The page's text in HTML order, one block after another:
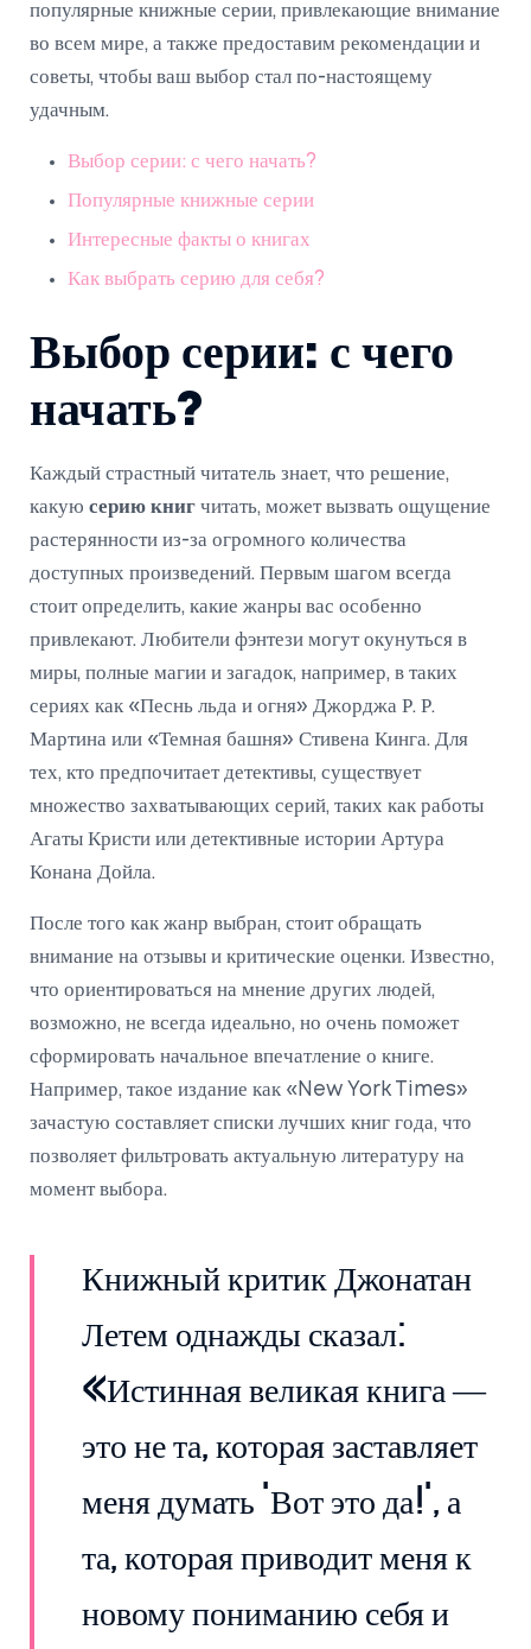
популярные книжные серии, привлекающие внимание
во всем мире, а также предоставим рекомендации и
советы, чтобы ваш выбор стал по-настоящему
удачным.
Выбор серии: с чего начать?
Популярные книжные серии
Интересные факты о книгах
Как выбрать серию для себя?
Выбор серии: с чего
начать?
Каждый страстный читатель знает, что решение,
какую серию книг читать, может вызвать ощущение
растерянности из-за огромного количества
доступных произведений. Первым шагом всегда
стоит определить, какие жанры вас особенно
привлекают. Любители фэнтези могут окунуться в
миры, полные магии и загадок, например, в таких
сериях как «Песнь льда и огня» Джорджа Р. Р.
Мартина или «Темная башня» Стивена Кинга. Для
тех, кто предпочитает детективы, существует
множество захватывающих серий, таких как работы
Агаты Кристи или детективные истории Артура
Конана Дойла.
После того как жанр выбран, стоит обращать
внимание на отзывы и критические оценки. Известно,
что ориентироваться на мнение других людей,
возможно, не всегда идеально, но очень поможет
сформировать начальное впечатление о книге.
Например, такое издание как «New York Times»
зачастую составляет списки лучших книг года, что
позволяет фильтровать актуальную литературу на
момент выбора.
Книжный критик Джонатан
Летем однажды сказал:
«Истинная великая книга —
это не та, которая заставляет
меня думать 'Вот это да!', а
та, которая приводит меня к
новому пониманию себя и